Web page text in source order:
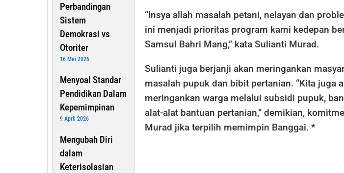
Perbandingan
Sistem
Demokrasi vs
Otoriter
16 Mei 2026
Menyoal Standar
Pendidikan Dalam
Kepemimpinan
9 April 2026
Mengubah Diri
dalam
Keterisolasian
“Insya allah masalah petani, nelayan dan
ini menjadi prioritas program kami kedepan
Samsul Bahri Mang,” kata Sulianti Murad.
Sulianti juga berjanji akan meringankan
masalah pupuk dan bibit pertanian. “Kita juga
meringankan warga melalui subsidi pupuk,
alat-alat bantuan pertanian,” demikian,
Murad jika terpilih memimpin Banggai. *